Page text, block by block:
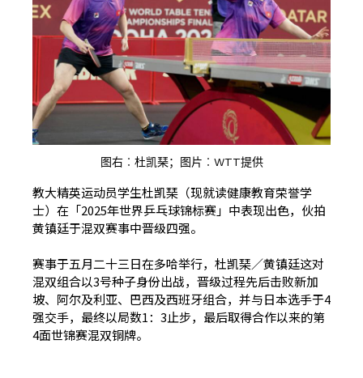
图右︰杜凯琹；图片︰WTT提供
教大精英运动员学生杜凯琹（现就读健康教育荣誉学
士）在「2025年世界乒乓球锦标赛」中表现出色，伙拍
黄镇廷于混双赛事中晋级四强。
赛事于五月二十三日在多哈举行，杜凯琹／黄镇廷这对
混双组合以3号种子身份出战，晋级过程先后击败新加
坡、阿尔及利亚、巴西及西班牙组合，并与日本选手于4
强交手，最终以局数1：3止步，最后取得合作以来的第
4面世锦赛混双铜牌。